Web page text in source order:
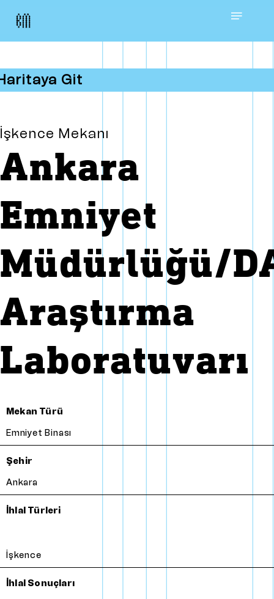
Skip
content
Menu
Git
İşkence Mekanı
Ankara
Emniyet
Müdürlüğü/
Araştırma
Laboratuvarı
Mekan Türü
Emniyet Binası
Şehir
Ankara
İhlal Türleri
İşkence
İhlal Sonuçları